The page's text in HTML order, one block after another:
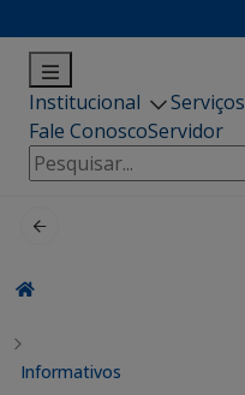
Institucional Serviços
Fale ConoscoServidor
Pesquisar
por:
Informativos